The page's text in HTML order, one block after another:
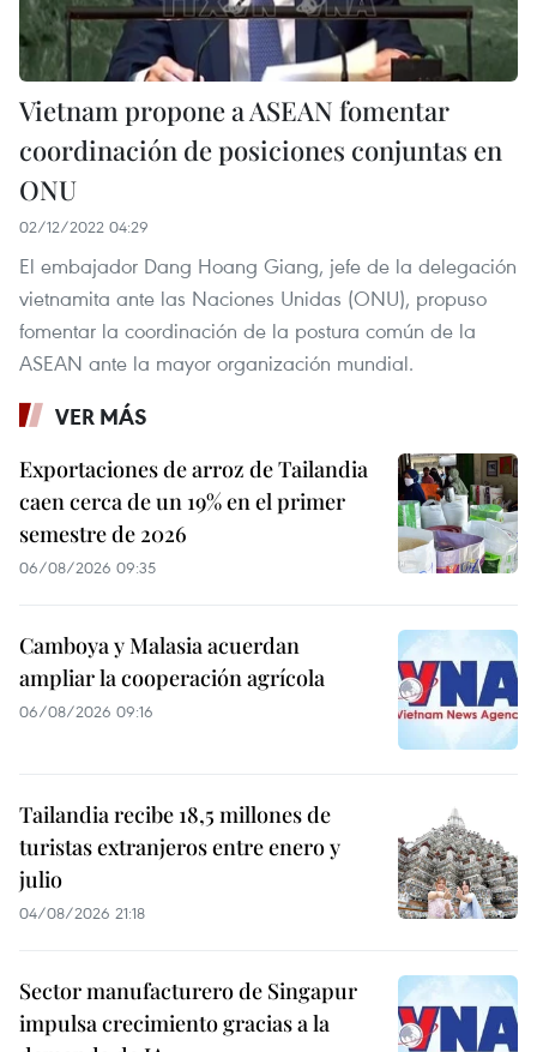
Vietnam propone a ASEAN fomentar
coordinación de posiciones conjuntas en
ONU
02/12/2022 04:29
El embajador Dang Hoang Giang, jefe de la delegación
vietnamita ante las Naciones Unidas (ONU), propuso
fomentar la coordinación de la postura común de la
ASEAN ante la mayor organización mundial.
VER MÁS
Exportaciones de arroz de Tailandia
caen cerca de un 19% en el primer
semestre de 2026
06/08/2026 09:35
Camboya y Malasia acuerdan
ampliar la cooperación agrícola
06/08/2026 09:16
Tailandia recibe 18,5 millones de
turistas extranjeros entre enero y
julio
04/08/2026 21:18
Sector manufacturero de Singapur
impulsa crecimiento gracias a la